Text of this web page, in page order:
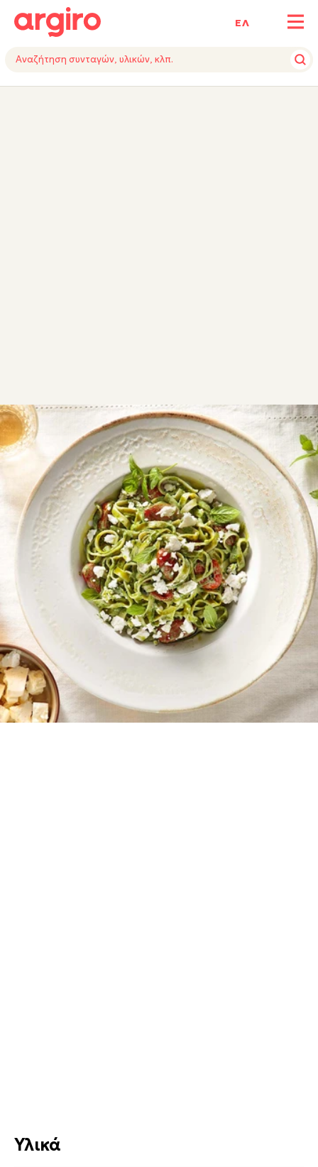
ΕΛ
ΥΛΙΚΑΕΚΤΕΛΕΣΗΕΞΟΠΛΙΣΜΟΣ
ΣΥΝΤΑΓΕΣ ΑΛΜΥΡΑ ΖΥΜΑΡΙΚΑ
Μακαρόνια με σπανάκι
Μακαρόνια με σπανάκι σε καταπράσινη, κρεμώδη
σάλτσα με τυριά. Εύκολη συνταγή για γρήγορο και
νόστιμο γεύμα.
Εύκολη
2 10 λεπτά
Υλικά